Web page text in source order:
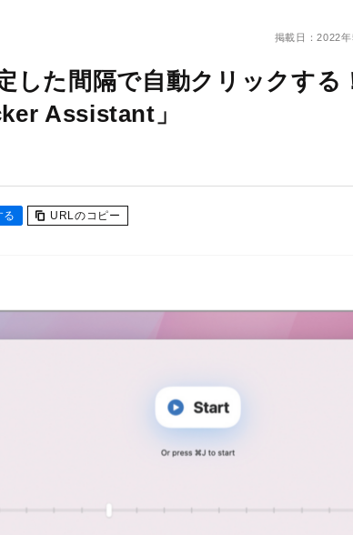
掲載日：2022年
した間隔で自動クリックする
Assistant」
る URLのコピー